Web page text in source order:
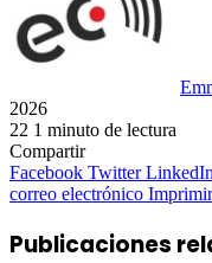
2026
22 1 minuto de lectura
Compartir
Facebook Twitter LinkedIn
correo electrónico Imprimir
Publicaciones